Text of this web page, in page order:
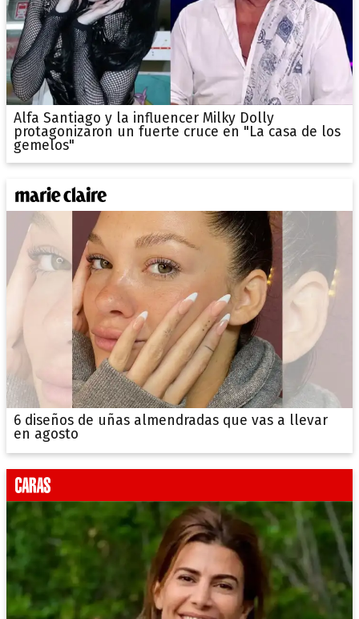
Alfa Santiago y la influencer Milky Dolly
protagonizaron un fuerte cruce en "La casa de los
gemelos"
6 diseños de uñas almendradas que vas a llevar
en agosto